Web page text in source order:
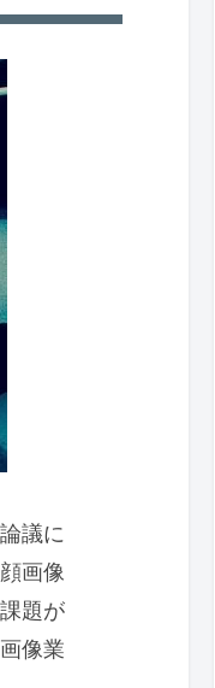
議に
画像
題が
像業